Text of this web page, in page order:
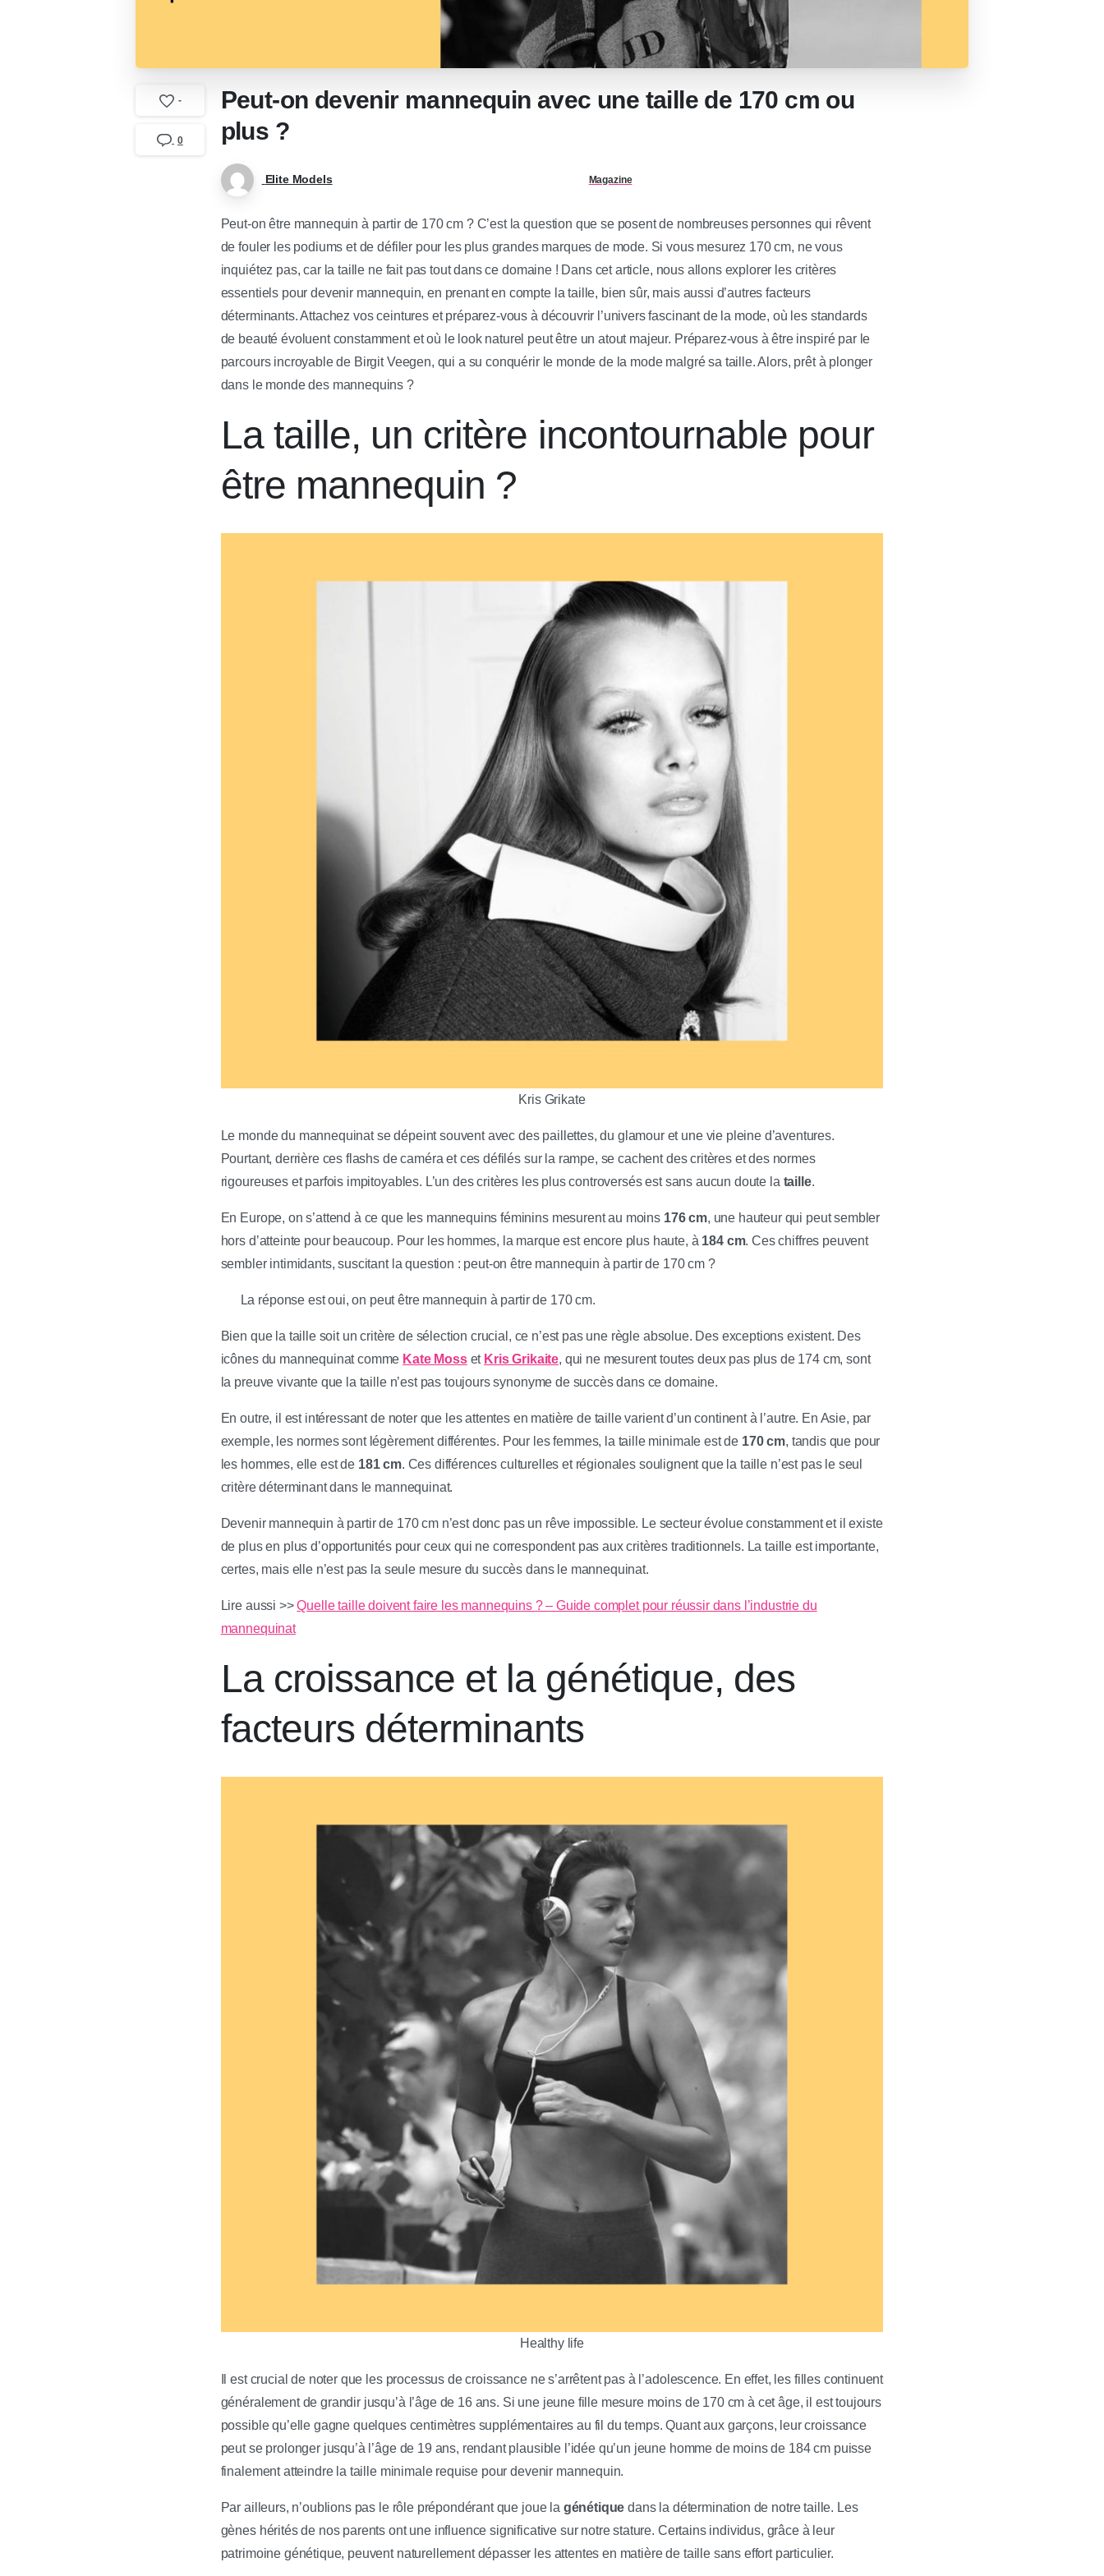
-
0
Peut-on devenir mannequin avec une taille de 170 cm ou
plus ?
Elite Models Magazine
Peut-on être mannequin à partir de 170 cm ? C’est la question que se posent de nombreuses personnes qui rêvent
de fouler les podiums et de défiler pour les plus grandes marques de mode. Si vous mesurez 170 cm, ne vous
inquiétez pas, car la taille ne fait pas tout dans ce domaine ! Dans cet article, nous allons explorer les critères
essentiels pour devenir mannequin, en prenant en compte la taille, bien sûr, mais aussi d’autres facteurs
déterminants. Attachez vos ceintures et préparez-vous à découvrir l’univers fascinant de la mode, où les standards
de beauté évoluent constamment et où le look naturel peut être un atout majeur. Préparez-vous à être inspiré par le
parcours incroyable de Birgit Veegen, qui a su conquérir le monde de la mode malgré sa taille. Alors, prêt à plonger
dans le monde des mannequins ?
La taille, un critère incontournable pour
être mannequin ?
Kris Grikate
Le monde du mannequinat se dépeint souvent avec des paillettes, du glamour et une vie pleine d’aventures.
Pourtant, derrière ces flashs de caméra et ces défilés sur la rampe, se cachent des critères et des normes
rigoureuses et parfois impitoyables. L’un des critères les plus controversés est sans aucun doute la taille.
En Europe, on s’attend à ce que les mannequins féminins mesurent au moins 176 cm, une hauteur qui peut sembler
hors d’atteinte pour beaucoup. Pour les hommes, la marque est encore plus haute, à 184 cm. Ces chiffres peuvent
sembler intimidants, suscitant la question : peut-on être mannequin à partir de 170 cm ?
La réponse est oui, on peut être mannequin à partir de 170 cm.
Bien que la taille soit un critère de sélection crucial, ce n’est pas une règle absolue. Des exceptions existent. Des
icônes du mannequinat comme Kate Mosset Kris Grikaite, qui ne mesurent toutes deux pas plus de 174 cm, sont
la preuve vivante que la taille n’est pas toujours synonyme de succès dans ce domaine.
En outre, il est intéressant de noter que les attentes en matière de taille varient d’un continent à l’autre. En Asie, par
exemple, les normes sont légèrement différentes. Pour les femmes, la taille minimale est de 170 cm, tandis que pour
les hommes, elle est de 181 cm. Ces différences culturelles et régionales soulignent que la taille n’est pas le seul
critère déterminant dans le mannequinat.
Devenir mannequin à partir de 170 cm n’est donc pas un rêve impossible. Le secteur évolue constamment et il existe
de plus en plus d’opportunités pour ceux qui ne correspondent pas aux critères traditionnels. La taille est importante,
certes, mais elle n’est pas la seule mesure du succès dans le mannequinat.
Lire aussi >>Quelle taille doivent faire les mannequins ? – Guide complet pour réussir dans l’industrie du
mannequinat
La croissance et la génétique, des
facteurs déterminants
Healthy life
Il est crucial de noter que les processus de croissance ne s’arrêtent pas à l’adolescence. En effet, les filles continuent
généralement de grandir jusqu’à l’âge de 16 ans. Si une jeune fille mesure moins de 170 cm à cet âge, il est toujours
possible qu’elle gagne quelques centimètres supplémentaires au fil du temps. Quant aux garçons, leur croissance
peut se prolonger jusqu’à l’âge de 19 ans, rendant plausible l’idée qu’un jeune homme de moins de 184 cm puisse
finalement atteindre la taille minimale requise pour devenir mannequin.
Par ailleurs, n’oublions pas le rôle prépondérant que joue la génétique dans la détermination de notre taille. Les
gènes hérités de nos parents ont une influence significative sur notre stature. Certains individus, grâce à leur
patrimoine génétique, peuvent naturellement dépasser les attentes en matière de taille sans effort particulier.